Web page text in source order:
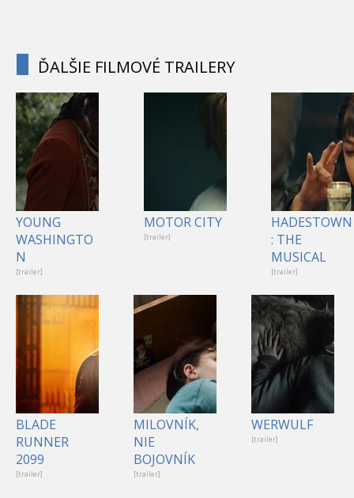
ĎALŠIE FILMOVÉ TRAILERY
YOUNG
WASHINGTO
N
[trailer]
MOTOR CITY
[trailer]
HADESTOWN
: THE
MUSICAL
[trailer]
BLADE
RUNNER
2099
[trailer]
MILOVNÍK,
NIE
BOJOVNÍK
[trailer]
WERWULF
[trailer]